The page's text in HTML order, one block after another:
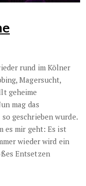
rund im Kölner
Magersucht,
geheime
mag das
geschrieben wurde.
es mir geht: Es ist
wieder wird ein
Entsetzen